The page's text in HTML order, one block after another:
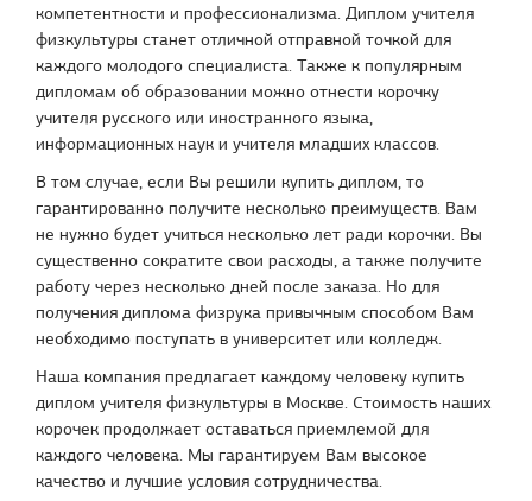
компетентности и профессионализма. Диплом учителя
физкультуры станет отличной отправной точкой для
каждого молодого специалиста. Также к популярным
дипломам об образовании можно отнести корочку
учителя русского или иностранного языка,
информационных наук и учителя младших классов.
В том случае, если Вы решили купить диплом, то
гарантированно получите несколько преимуществ. Вам
не нужно будет учиться несколько лет ради корочки. Вы
существенно сократите свои расходы, а также получите
работу через несколько дней после заказа. Но для
получения диплома физрука привычным способом Вам
необходимо поступать в университет или колледж.
Наша компания предлагает каждому человеку купить
диплом учителя физкультуры в Москве. Стоимость наших
корочек продолжает оставаться приемлемой для
каждого человека. Мы гарантируем Вам высокое
качество и лучшие условия сотрудничества.